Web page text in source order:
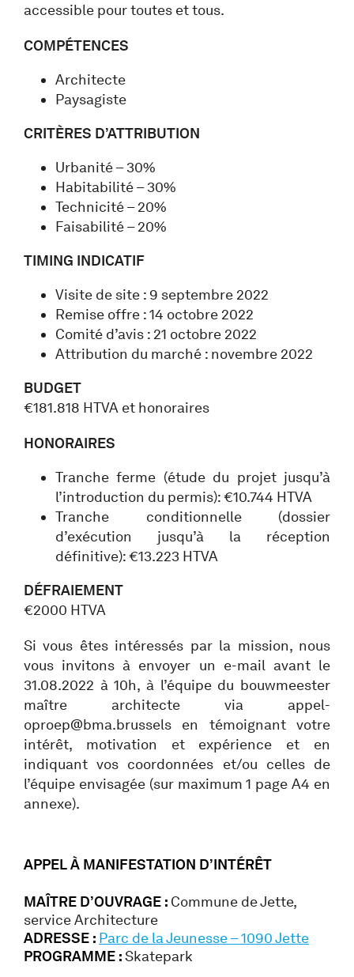
accessible pour toutes et tous.
COMPÉTENCES
Architecte
Paysagiste
CRITÈRES D’ATTRIBUTION
Urbanité – 30%
Habitabilité – 30%
Technicité – 20%
Faisabilité – 20%
TIMING INDICATIF
Visite de site : 9 septembre 2022
Remise offre : 14 octobre 2022
Comité d’avis : 21 octobre 2022
Attribution du marché : novembre 2022
BUDGET
€181.818 HTVA et honoraires
HONORAIRES
Tranche ferme (étude du projet jusqu’à
l’introduction du permis): €10.744 HTVA
Tranche conditionnelle (dossier
d’exécution jusqu’à la réception
définitive): €13.223 HTVA
DÉFRAIEMENT
€2000 HTVA
Si vous êtes intéressés par la mission, nous
vous invitons à envoyer un e-mail avant le
31.08.2022 à 10h, à l’équipe du bouwmeester
maître architecte via appel-
oproep@bma.brussels en témoignant votre
intérêt, motivation et expérience et en
indiquant vos coordonnées et/ou celles de
l’équipe envisagée (sur maximum 1 page A4 en
annexe).
APPEL À MANIFESTATION D’INTÉRÊT
MAÎTRE D’OUVRAGE : Commune de Jette,
service Architecture
ADRESSE : Parc de la Jeunesse – 1090 Jette
PROGRAMME :Skatepark